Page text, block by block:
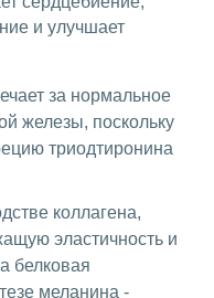
и улучшает
за нормальное
железы, поскольку
триодтиронина
коллагена,
эластичность и
белковая
меланина -